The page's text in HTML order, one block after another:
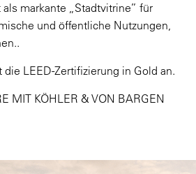
markante „Stadtvitrine” für
und öffentliche Nutzungen,
die LEED-Zertifizierung in Gold an.
MIT KÖHLER & VON BARGEN